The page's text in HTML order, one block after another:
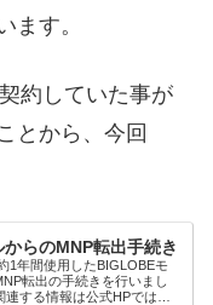
ます。
約していた事が
とから、今回
らのMNP転出手続き
1年間使用したBIGLOBEモ
転出の手続きを行いまし
する情報は公式HPでは見